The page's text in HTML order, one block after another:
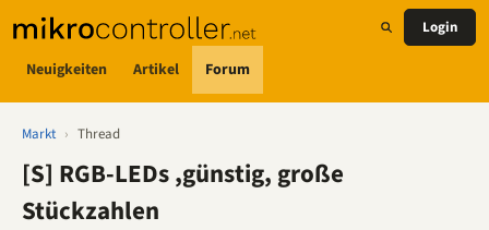
Neuigkeiten Artikel Forum
Login
Markt › Thread
[S] RGB-LEDs ,günstig, große
Stückzahlen